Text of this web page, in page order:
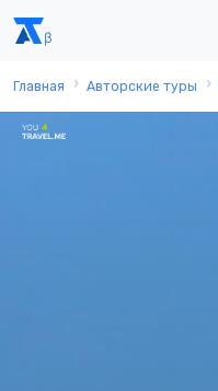
Главная Авторские туры